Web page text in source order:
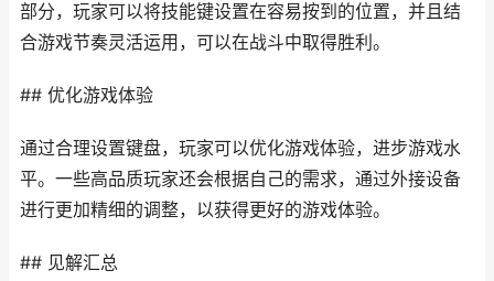
部分，玩家可以将技能键设置在容易按到的位置，并且结
合游戏节奏灵活运用，可以在战斗中取得胜利。
## 优化游戏体验
通过合理设置键盘，玩家可以优化游戏体验，进步游戏水
平。一些高品质玩家还会根据自己的需求，通过外接设备
进行更加精细的调整，以获得更好的游戏体验。
## 见解汇总